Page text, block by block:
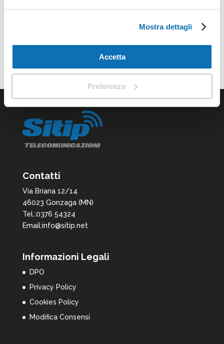
cookie o altri strumenti di tracciamento diversi da quelli
impostare e gestire le tue scelte per ogni categoria di
cookie. Per maggiori informazioni consulta la nostra
Mostra dettagli
Accetta
Preferenze
Attached Files
Contatti
Via Briana 12/14
46023 Gonzaga (MN)
Tel.:0376 54324
Email:info@sitip.net
Informazioni Legali
DPO
Privacy Policy
Cookies Policy
Modifica Consensi